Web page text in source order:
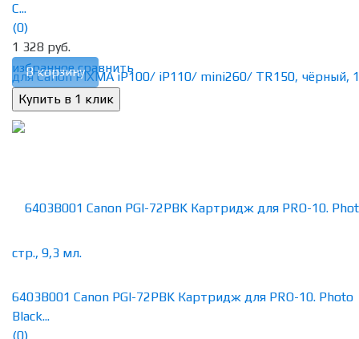
избранное сравнить
C...
(0)
1 328 руб.
В корзину
6403B001 Canon PGI-72PBK Картридж для PRO-10. Photo
Black...
(0)